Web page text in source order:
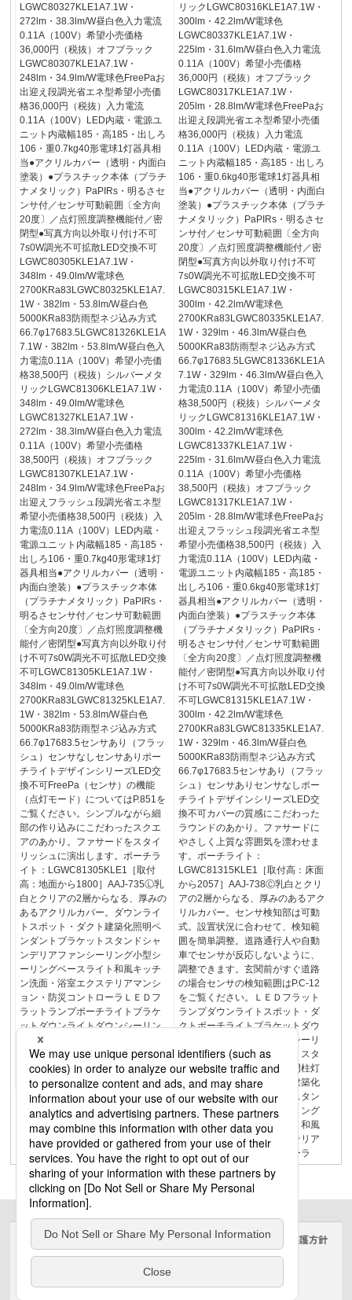
LGWC80327KLE1A7.1W・
272lm・38.3lm/W昼白色入力電流
0.11A（100V）希望小売価格
36,000円（税抜）オフブラック
LGWC80307KLE1A7.1W・
248lm・34.9lm/W電球色FreePaお
出迎え段調光省エネ型希望小売価
格36,000円（税抜）入力電流
0.11A（100V）LED内蔵・電源ユ
ニット内蔵幅185・高185・出しろ
106・重0.7kg40形電球1灯器具相
当●アクリルカバー（透明・内面白
塗装）●プラスチック本体（プラチ
ナメタリック）PaPIRs・明るさセ
ンサ付／センサ可動範囲〔全方向
20度〕／点灯照度調整機能付／密
閉型●写真方向以外取り付け不可
7s0W調光不可拡散LED交換不可
LGWC80305KLE1A7.1W・
348lm・49.0lm/W電球色
2700KRa83LGWC80325KLE1A7.
1W・382lm・53.8lm/W昼白色
5000KRa83防雨型ネジ込み方式
66.7φ17683.5LGWC81326KLE1A
7.1W・382lm・53.8lm/W昼白色入
力電流0.11A（100V）希望小売価
格38,500円（税抜）シルバーメタ
リックLGWC81306KLE1A7.1W・
348lm・49.0lm/W電球色
LGWC81327KLE1A7.1W・
272lm・38.3lm/W昼白色入力電流
0.11A（100V）希望小売価格
38,500円（税抜）オフブラック
LGWC81307KLE1A7.1W・
248lm・34.9lm/W電球色FreePaお
出迎えフラッシュ段調光省エネ型
希望小売価格38,500円（税抜）入
力電流0.11A（100V）LED内蔵・
電源ユニット内蔵幅185・高185・
出しろ106・重0.7kg40形電球1灯
器具相当●アクリルカバー（透明・
内面白塗装）●プラスチック本体
（プラチナメタリック）PaPIRs・
明るさセンサ付／センサ可動範囲
〔全方向20度〕／点灯照度調整機
能付／密閉型●写真方向以外取り付
け不可7s0W調光不可拡散LED交換
不可LGWC81305KLE1A7.1W・
348lm・49.0lm/W電球色
2700KRa83LGWC81325KLE1A7.
1W・382lm・53.8lm/W昼白色
5000KRa83防雨型ネジ込み方式
66.7φ17683.5センサあり（フラッ
シュ）センサなしセンサありポー
チライトデザインシリーズLED交
換不可FreePa（センサ）の機能
（点灯モード）についてはP.851を
ご覧ください。シンプルながら細
部の作り込みにこだわったスクエ
アのあかり。ファサードをスタイ
リッシュに演出します。ポーチラ
イト：LGWC81305KLE1［取付
高：地面から1800］AAJ-735Ⓛ乳
白とクリアの2層からなる、厚みの
あるアクリルカバー。ダウンライ
トスポット・ダクト建築化照明ペ
ンダントブラケットスタンドシャ
ンデリアファンシーリング小型シ
ーリングベースライト和風キッチ
ン洗面・浴室エクステリアマンシ
ョン・防災コントローラＬＥＤフ
ラットランプポーチライトブラケ
ットダウンライトダウンシーリン
グシーリング・ベースライトスポ
ットスタンドポールライト表札
灯・門柱灯フットライト・建築化
照明
リックLGWC80316KLE1A7.1W・
300lm・42.2lm/W電球色
LGWC80337KLE1A7.1W・
225lm・31.6lm/W昼白色入力電流
0.11A（100V）希望小売価格
36,000円（税抜）オフブラック
LGWC80317KLE1A7.1W・
205lm・28.8lm/W電球色FreePaお
出迎え段調光省エネ型希望小売価
格36,000円（税抜）入力電流
0.11A（100V）LED内蔵・電源ユ
ニット内蔵幅185・高185・出しろ
106・重0.6kg40形電球1灯器具相
当●アクリルカバー（透明・内面白
塗装）●プラスチック本体（プラチ
ナメタリック）PaPIRs・明るさセ
ンサ付／センサ可動範囲〔全方向
20度〕／点灯照度調整機能付／密
閉型●写真方向以外取り付け不可
7s0W調光不可拡散LED交換不可
LGWC80315KLE1A7.1W・
300lm・42.2lm/W電球色
2700KRa83LGWC80335KLE1A7.
1W・329lm・46.3lm/W昼白色
5000KRa83防雨型ネジ込み方式
66.7φ17683.5LGWC81336KLE1A
7.1W・329lm・46.3lm/W昼白色入
力電流0.11A（100V）希望小売価
格38,500円（税抜）シルバーメタ
リックLGWC81316KLE1A7.1W・
300lm・42.2lm/W電球色
LGWC81337KLE1A7.1W・
225lm・31.6lm/W昼白色入力電流
0.11A（100V）希望小売価格
38,500円（税抜）オフブラック
LGWC81317KLE1A7.1W・
205lm・28.8lm/W電球色FreePaお
出迎えフラッシュ段調光省エネ型
希望小売価格38,500円（税抜）入
力電流0.11A（100V）LED内蔵・
電源ユニット内蔵幅185・高185・
出しろ106・重0.6kg40形電球1灯
器具相当●アクリルカバー（透明・
内面白塗装）●プラスチック本体
（プラチナメタリック）PaPIRs・
明るさセンサ付／センサ可動範囲
〔全方向20度〕／点灯照度調整機
能付／密閉型●写真方向以外取り付
け不可7s0W調光不可拡散LED交換
不可LGWC81315KLE1A7.1W・
300lm・42.2lm/W電球色
2700KRa83LGWC81335KLE1A7.
1W・329lm・46.3lm/W昼白色
5000KRa83防雨型ネジ込み方式
66.7φ17683.5センサあり（フラッ
シュ）センサありセンサなしポー
チライトデザインシリーズLED交
換不可カバーの質感にこだわった
ラウンドのあかり。ファサードに
やさしく上質な雰囲気を漂わせま
す。ポーチライト：
LGWC81315KLE1［取付高：床面
から2057］AAJ-738Ⓒ乳白とクリ
アの2層からなる、厚みのあるアク
リルカバー。センサ検知部は可動
式。設置状況に合わせて、検知範
囲を簡単調整。道路通行人や自動
車でセンサが反応しないように、
調整できます。玄関前がすぐ道路
の場合センサの検知範囲はP.C-12
をご覧ください。ＬＥＤフラット
ランプダウンライトスポット・ダ
クトポーチライトブラケットダウ
ンライトダウンシーリングシーリ
ング・ベースライトスポットスタ
ンドポールライト表札灯・門柱灯
フットライト・建築化照明建築化
照明ペンダントブラケットスタン
ドシャンデリアファンシーリング
小型シーリングベースライト和風
キッチン洗面・浴室エクステリア
マンション・防災コントローラ
サイトのご利用にあたって クッキーポリシー 個人情報保護方針
電気・建築設備（ビジネス）
© Panasonic Electric Works Co., Ltd.